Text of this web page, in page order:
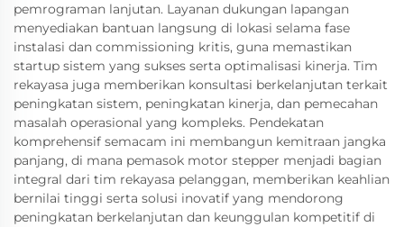
pemrograman lanjutan. Layanan dukungan lapangan
menyediakan bantuan langsung di lokasi selama fase
instalasi dan commissioning kritis, guna memastikan
startup sistem yang sukses serta optimalisasi kinerja. Tim
rekayasa juga memberikan konsultasi berkelanjutan terkait
peningkatan sistem, peningkatan kinerja, dan pemecahan
masalah operasional yang kompleks. Pendekatan
komprehensif semacam ini membangun kemitraan jangka
panjang, di mana pemasok motor stepper menjadi bagian
integral dari tim rekayasa pelanggan, memberikan keahlian
bernilai tinggi serta solusi inovatif yang mendorong
peningkatan berkelanjutan dan keunggulan kompetitif di